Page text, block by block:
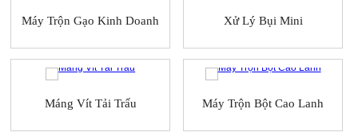
Máy Trộn Gạo Kinh Doanh Xử Lý Bụi Mini
Máng Vít Tải Trấu Máy Trộn Bột Cao Lanh